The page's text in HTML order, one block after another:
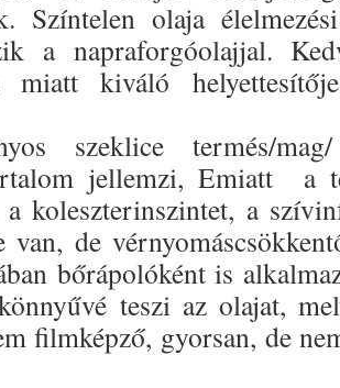
Színtelen olaja
a napraforgóolajjal.
miatt kiváló
szeklice termés/
jellemzi, Emiatt a
koleszterinszintet, a
van, de
bőrápolóként is
teszi az olajat,
filmképző, gyorsan, de